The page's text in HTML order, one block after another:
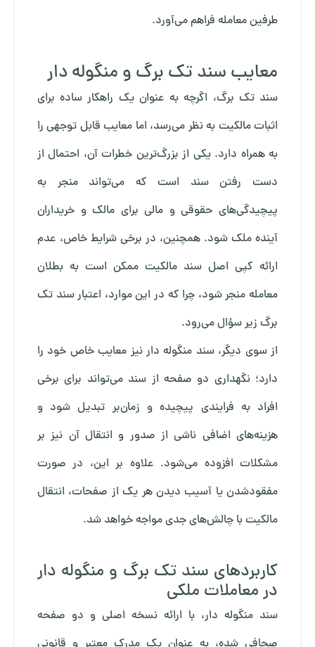
طرفین معامله فراهم می‌آورد.
معایب سند تک برگ و منگوله دار
سند تک برگ، اگرچه به عنوان یک راهکار ساده برای
اثبات مالکیت به نظر می‌رسد، اما معایب قابل توجهی را
به همراه دارد. یکی از بزرگ‌ترین خطرات آن، احتمال از
دست رفتن سند است که می‌تواند منجر به
پیچیدگی‌های حقوقی و مالی برای مالک و خریداران
آینده ملک شود. همچنین، در برخی شرایط خاص، عدم
ارائه کپی اصل سند مالکیت ممکن است به بطلان
معامله منجر شود، چرا که در این موارد، اعتبار سند تک
برگ زیر سؤال می‌رود.
از سوی دیگر، سند منگوله دار نیز معایب خاص خود را
دارد؛ نگهداری دو صفحه از سند می‌تواند برای برخی
افراد به فرایندی پیچیده و زمان‌بر تبدیل شود و
هزینه‌های اضافی ناشی از صدور و انتقال آن نیز بر
مشکلات افزوده می‌شود. علاوه بر این، در صورت
مفقودشدن یا آسیب دیدن هر یک از صفحات، انتقال
مالکیت با چالش‌های جدی مواجه خواهد شد.
کاربردهای سند تک برگ و منگوله دار
در معاملات ملکی
سند منگوله دار، با ارائه نسخه اصلی و دو صفحه